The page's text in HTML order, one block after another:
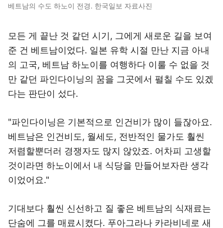
베트남의 수도 하노이 전경. 한국일보 자료사진
모든 게 끝난 것 같던 시기, 그에게 새로운 길을 보여
준 건 베트남이었다. 일본 유학 시절 만난 지금 아내
의 고국, 베트남 하노이를 여행하다 이룰 수 없을 것
만 같던 파인다이닝의 꿈을 그곳에서 펼칠 수도 있겠
다는 판단이 섰다.
"파인다이닝은 기본적으로 인건비가 많이 들잖아요.
베트남은 인건비도, 월세도, 전반적인 물가도 훨씬
저렴할뿐더러 경쟁자도 많지 않았죠. 어차피 고생할
것이라면 하노이에서 내 식당을 만들어보자란 생각
이었어요."
기대보다 훨씬 신선하고 질 좋은 베트남의 식재료는
단숨에 그를 매료시켰다. 푸아그라나 카라비네로 새